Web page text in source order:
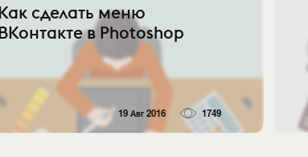
сделать меню
в Photoshop
19 Авг 2016 1749